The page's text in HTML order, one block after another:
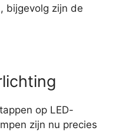
bijgevolg zijn de
op LED-
zijn nu precies